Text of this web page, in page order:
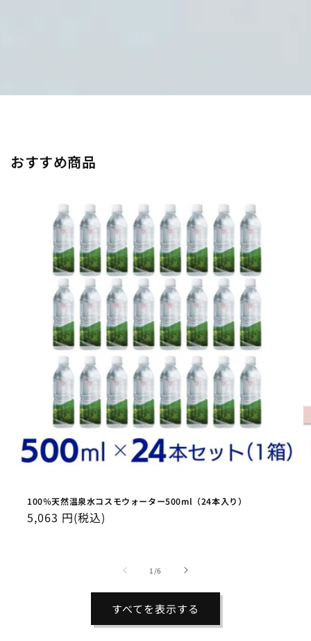
おすすめ商品
100％天然温泉水コスモウォーター500ml（24本入り）
通
5,063 円(税込)
1 /の
6
すべてを表示する